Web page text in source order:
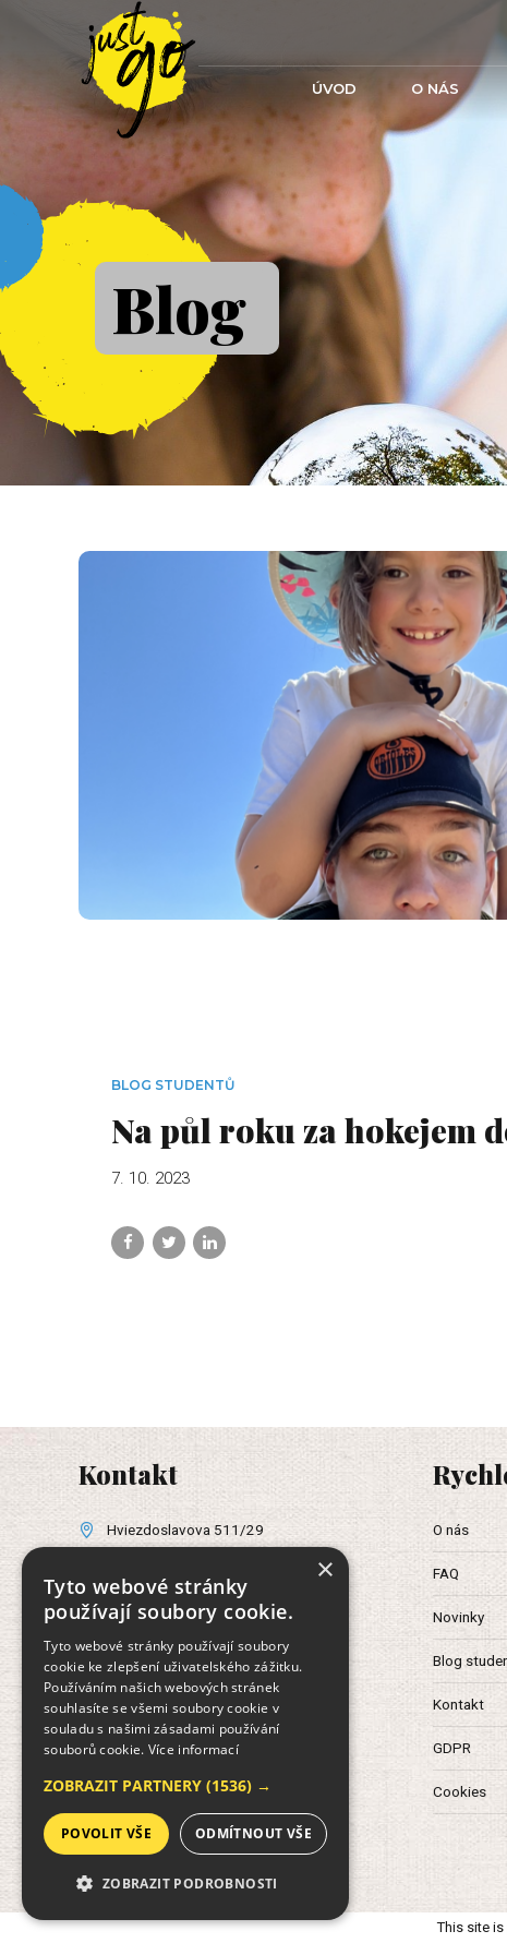
ÚVOD O NÁS
Blog
BLOG STUDENTŮ
Na půl roku za hokejem
7. 10. 2023
Kontakt
Hviezdoslavova 511/29
+420 733 691 829
Spisová značka: C 309711
vedená u Městského soudu v
Praze
O nás
FAQ
Novinky
Blog
Kontakt
GDPR
Cookies
This site is
×
Tyto webové stránky
používají soubory cookie.
Tyto webové stránky používají soubory
cookie ke zlepšení uživatelského zážitku.
Používáním našich webových stránek
souhlasíte se všemi soubory cookie v
souladu s našimi zásadami používání
souborů cookie. Více informací
ZOBRAZIT PARTNERY (1536) →
POVOLIT VŠE ODMÍTNOUT VŠE
ZOBRAZIT PODROBNOSTI
NEZBYTNĚ NUTNÉ SOUBORY